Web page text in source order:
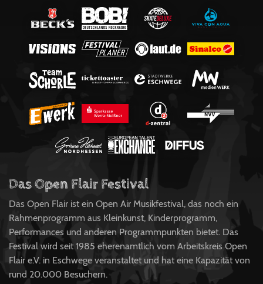
Das Open Flair Festival
Das Open Flair ist ein Open Air Musikfestival, das noch ein
Rahmenprogramm aus Kleinkunst, Kinderprogramm,
Performances und anderen Programmpunkten bietet. Das
Festival wird seit 1985 eherenamtlich vom Arbeitskreis Open
Flair e.V. in Eschwege veranstaltet und hat eine Kapazität von
rund 20.000 Besuchern.